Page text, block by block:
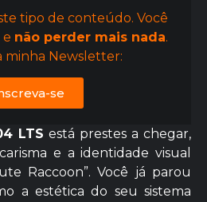
tipo de conteúdo. Você
e não perder mais nada.
minha Newsletter:
se
LTS está prestes a chegar,
e a identidade visual
Raccoon”. Você já parou
a estética do seu sistema